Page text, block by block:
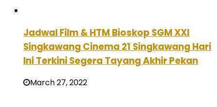
Jadwal Film & HTM Bioskop SGM XXI
Singkawang Cinema 21 Singkawang Hari
Ini Terkini Segera Tayang Akhir Pekan
March 27, 2022